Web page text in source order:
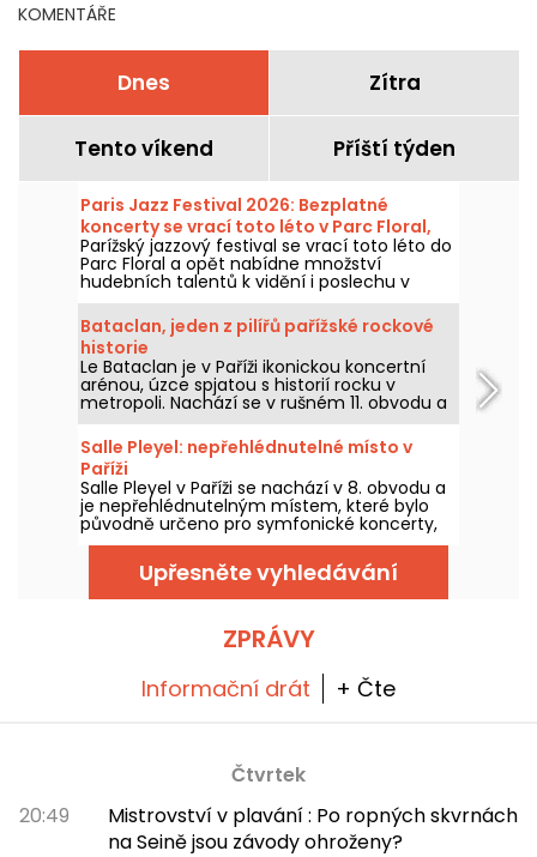
KOMENTÁŘE
Dnes Zítra
Tento víkend Příští týden
Paris Jazz Festival 2026: Bezplatné
koncerty se vrací toto léto v Parc Floral,
program
Parížský jazzový festival se vrací toto léto do
Parc Floral a opět nabídne množství
hudebních talentů k vidění i poslechu v
idylickém prostředí. Zde je program
bezplatných koncertů k objevení od 24.
června do 6. září 2026!
Bataclan, jeden z pilířů pařížské rockové
historie
Le Bataclan je v Paříži ikonickou koncertní
arénou, úzce spjatou s historií rocku v
metropoli. Nachází se v rušném 11. obvodu a
zůstává ikonickým místem pařížské hudební
scény.
Salle Pleyel: nepřehlédnutelné místo v
Paříži
Salle Pleyel v Paříži se nachází v 8. obvodu a
je nepřehlédnutelným místem, které bylo
původně určeno pro symfonické koncerty,
ale nyní se věnuje současné hudbě. Byl
otevřen v roce 1927, hostil největší hudební
hvězdy a pyšní se stylem Art Deco, který je
stále stejně svůdný!
Upřesněte vyhledávání
ZPRÁVY
Informační drát + Čte
Čtvrtek
20:49
Mistrovství v plavání : Po ropných skvrnách
na Seině jsou závody ohroženy?